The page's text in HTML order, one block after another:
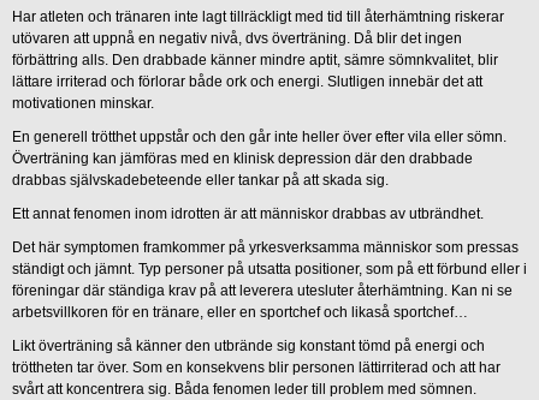
Har atleten och tränaren inte lagt tillräckligt med tid till återhämtning riskerar
utövaren att uppnå en negativ nivå, dvs överträning. Då blir det ingen
förbättring alls. Den drabbade känner mindre aptit, sämre sömnkvalitet, blir
lättare irriterad och förlorar både ork och energi. Slutligen innebär det att
motivationen minskar.
En generell trötthet uppstår och den går inte heller över efter vila eller sömn.
Överträning kan jämföras med en klinisk depression där den drabbade
drabbas självskadebeteende eller tankar på att skada sig.
Ett annat fenomen inom idrotten är att människor drabbas av utbrändhet.
Det här symptomen framkommer på yrkesverksamma människor som pressas
ständigt och jämnt. Typ personer på utsatta positioner, som på ett förbund eller i
föreningar där ständiga krav på att leverera utesluter återhämtning. Kan ni se
arbetsvillkoren för en tränare, eller en sportchef och likaså sportchef…
Likt överträning så känner den utbrände sig konstant tömd på energi och
tröttheten tar över. Som en konsekvens blir personen lättirriterad och att har
svårt att koncentrera sig. Båda fenomen leder till problem med sömnen.